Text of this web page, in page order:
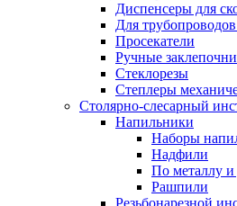
Диспенсеры для
Для
Просекатели
Ручные
Стеклорезы
Степлеры
Столярно-слесарный
Напильники
Наборы
Надфили
По металлу и
Рашпили
Резьбонарезной